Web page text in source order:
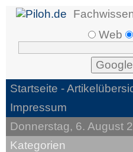
Web
Startseite -
Impressum
Donnerstag, 6. August
Kategorien